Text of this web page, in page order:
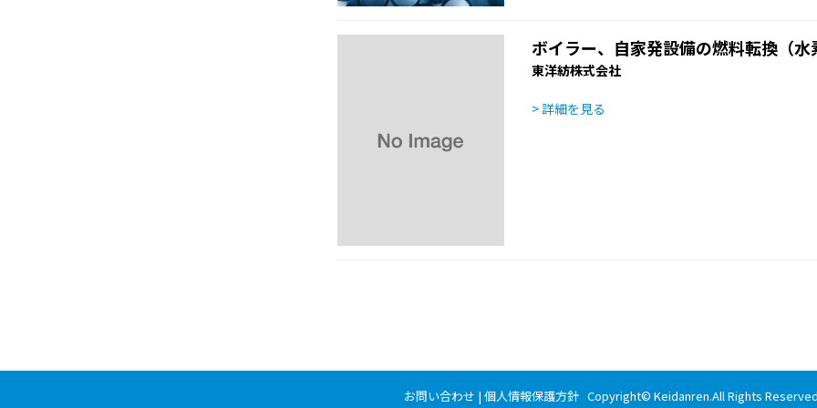
ボイラー、自家発設備の燃料転換（水
東洋紡株式会社
> 詳細を見る
お問い合わせ | 個人情報保護方針 Copyright© Keidanren.All Rights